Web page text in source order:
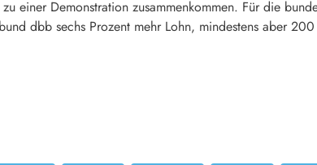
einer Demonstration zusammenkommen. Für die
dbb sechs Prozent mehr Lohn, mindestens aber